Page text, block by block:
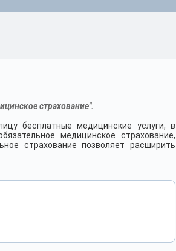
страхование".
бесплатные медицинские услуги, в
медицинское страхование,
страхование позволяет расширить